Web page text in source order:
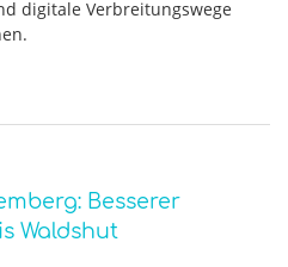
digitale Verbreitungswege
Besserer
Waldshut